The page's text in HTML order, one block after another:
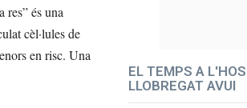
res” és una
cèl·lules de
en risc. Una
EL TEMPS A
LLOBREGAT AVUI